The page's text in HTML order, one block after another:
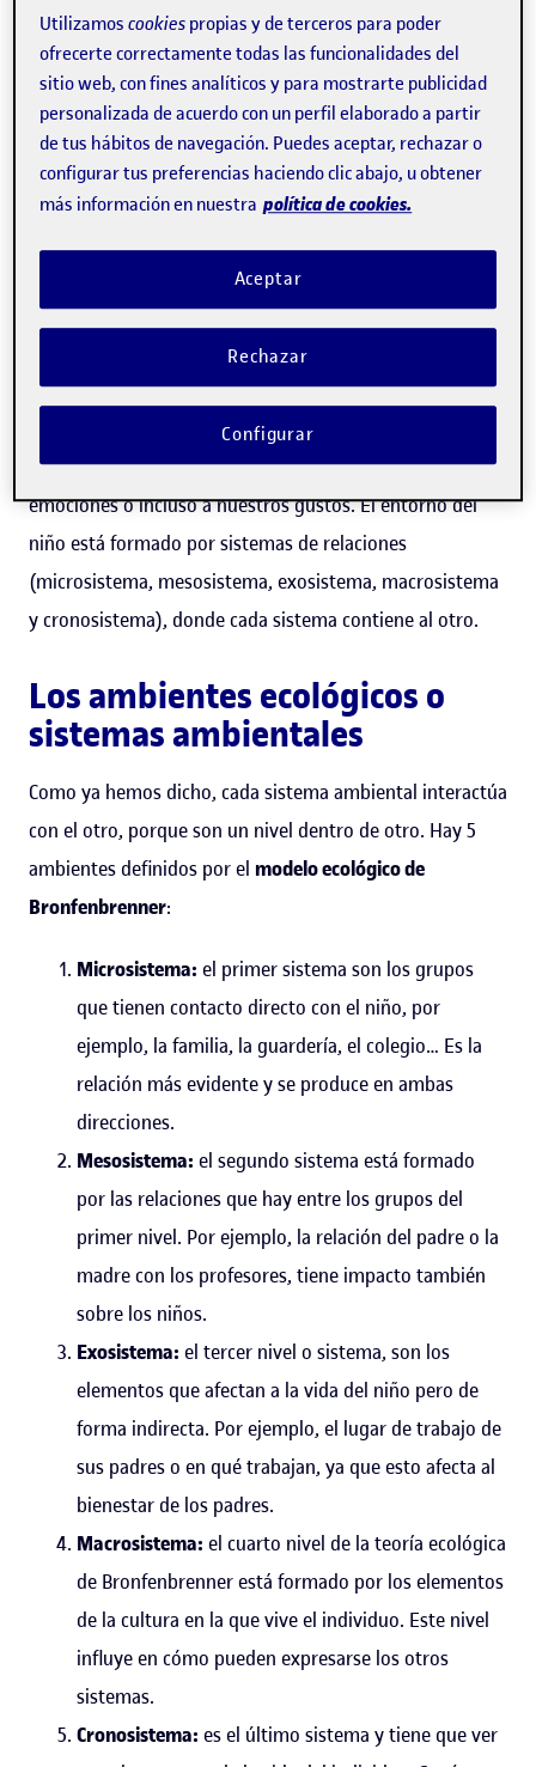
hay sobre cómo influyen los distintos grupos sociales en
la vida de una persona. Descubramos más sobre el
modeloecológico de Bronfenbrenner.
En qué consiste la
teoría ecológica de
Bronfenbrenner
La denominadateoría de Bronfenbrennerexpone la
el entornoen el que crecemos es
determinante y afecta a nuestra forma de pensar, a las
emociones o incluso a nuestros gustos. El entorno del
niño está formado por sistemas de relaciones
(microsistema, mesosistema, exosistema, macrosistema
y cronosistema), donde cada sistema contiene al otro.
Los ambientes ecológicos o
sistemas ambientales
Como ya hemos dicho, cada sistema ambiental interactúa
con el otro, porque son un nivel dentro de otro. Hay 5
ambientes definidos por el modelo ecológico de
Bronfenbrenner:
Microsistema: el primer sistema son los grupos
que tienen contacto directo con el niño, por
ejemplo, la familia, la guardería, el colegio… Es la
relación más evidente y se produce en ambas
direcciones.
Mesosistema: el segundo sistema está formado
por las relaciones que hay entre los grupos del
primer nivel. Por ejemplo, la relación del padre o la
madre con los profesores, tiene impacto también
sobre los niños.
Exosistema: el tercer nivel o sistema, son los
elementos que afectan a la vida del niño pero de
forma indirecta. Por ejemplo, el lugar de trabajo de
sus padres o en qué trabajan, ya que esto afecta al
bienestar de los padres.
Macrosistema: el cuarto nivel de la teoría ecológica
de Bronfenbrenner está formado por los elementos
de la cultura en la que vive el individuo. Este nivel
influye en cómo pueden expresarse los otros
sistemas.
Cronosistema: es el último sistema y tiene que ver
Utilizamoscookies propias y de terceros para poder
ofrecerte correctamente todas las funcionalidades del
sitio web, con fines analíticos y para mostrarte publicidad
personalizada de acuerdo con un perfil elaborado a partir
de tus hábitos de navegación. Puedes aceptar, rechazar o
configurar tus preferencias haciendo clic abajo, u obtener
más información en nuestra política de cookies.
Rechazar
Aceptar
Configurar